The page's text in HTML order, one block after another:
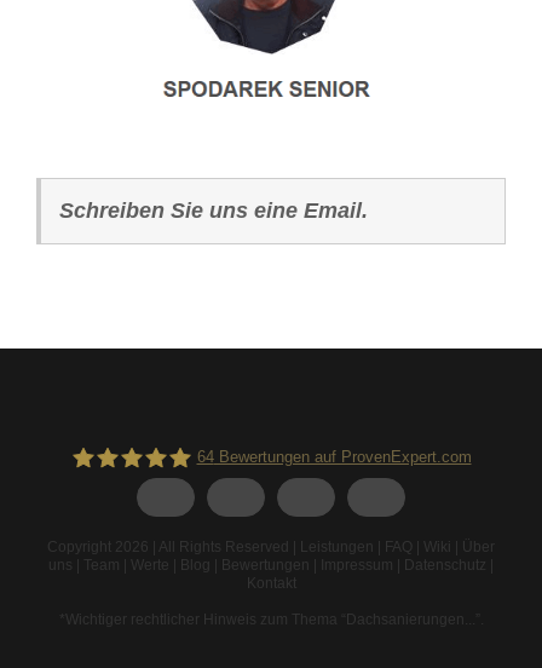
Schreiben Sie uns eine Email.
64Bewertungen auf ProvenExpert.com
Copyright 2026 | All Rights Reserved | Leistungen FAQ Wiki
Über
uns
Team Werte Blog Bewertungen Impressum Datenschutz
Kontakt
*Wichtiger rechtlicher Hinweis zum Thema “Dachsanierungen...” .